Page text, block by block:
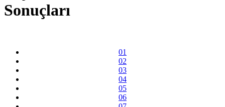
Sonuçları
01
02
03
04
05
06